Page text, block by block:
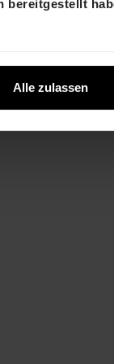
bereitgestellt
Alle zulassen